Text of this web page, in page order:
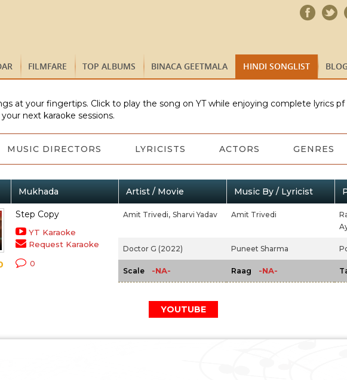
FILMFARE TOP ALBUMS BINACA GEETMALA HINDI SONGLIST BLOG
at your fingertips. Click to play the song on YT while enjoying complete lyrics
next karaoke sessions.
MUSIC DIRECTORS LYRICISTS ACTORS GENRES
Mukhada Artist / Movie Music By / Lyricist
Step Copy
YT Karaoke
Request Karaoke
0
Amit Trivedi, Sharvi Yadav Amit Trivedi
Doctor G (2022) Puneet Sharma
Scale -NA- Raag -NA-
YOUTUBE